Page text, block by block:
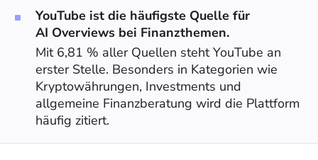
YouTube ist die häufigste Quelle für
AI Overviews bei Finanzthemen.
Mit 6,81 % aller Quellen steht YouTube an
erster Stelle. Besonders in Kategorien wie
Kryptowährungen, Investments und
allgemeine Finanzberatung wird die Plattform
häufig zitiert.